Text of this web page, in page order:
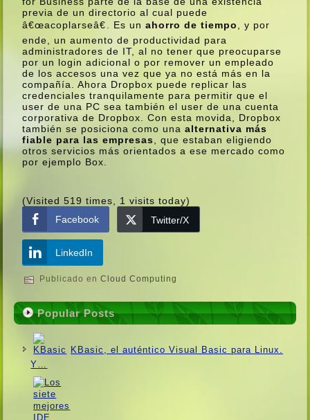
previa de un directorio al cual puede
â€œacoplarseâ€. Es unahorro de tiempo
, y por
ende, un aumento de productividad para
administradores de IT, al no tener que preocuparse
por un login adicional o por remover un empleado
de los accesos una vez que ya no está más en la
compañí­a. Ahora Dropbox puede replicar las
credenciales tranquilamente para permitir que el
user de una PC sea también el user de una cuenta
corporativa de Dropbox. Con esta movida, Dropbox
también se posiciona como unaalternativa más
fiable para las empresas , que estaban eligiendo
otros servicios más orientados a ese mercado como
por ejemplo Box.
(Visited 519 times, 1 visits today)
Facebook
Twitter/X
LinkedIn
Publicado en Cloud Computing
Popular Posts
KBasic, el auténtico Visual Basic para Linux.
Y…